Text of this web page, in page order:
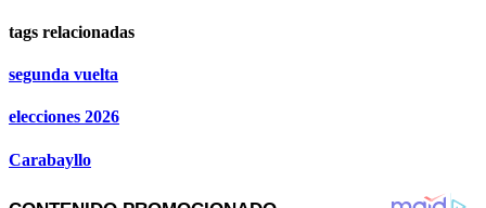
tags relacionadas
segunda vuelta
elecciones 2026
Carabayllo